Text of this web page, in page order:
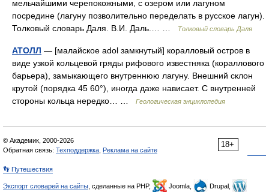
мельчайшими черепокожными, с озером или лагуном
посредине (лагуну позволительно переделать в русское лагун).
Толковый словарь Даля. В.И. Даль.… …
Толковый словарь Даля
АТОЛЛ — [малайское adol замкнутый] коралловый остров в
виде узкой кольцевой гряды рифового известняка (кораллового
барьера), замыкающего внутреннюю лагуну. Внешний склон
крутой (порядка 45 60°), иногда даже нависает. С внутренней
стороны кольца нередко… …
Геологическая энциклопедия
18+
© Академик, 2000-2026
Обратная связь: Техподдержка Реклама на сайте
👣 Путешествия
Экспорт словарей на сайты , сделанные на PHP, Joomla, Drupal,